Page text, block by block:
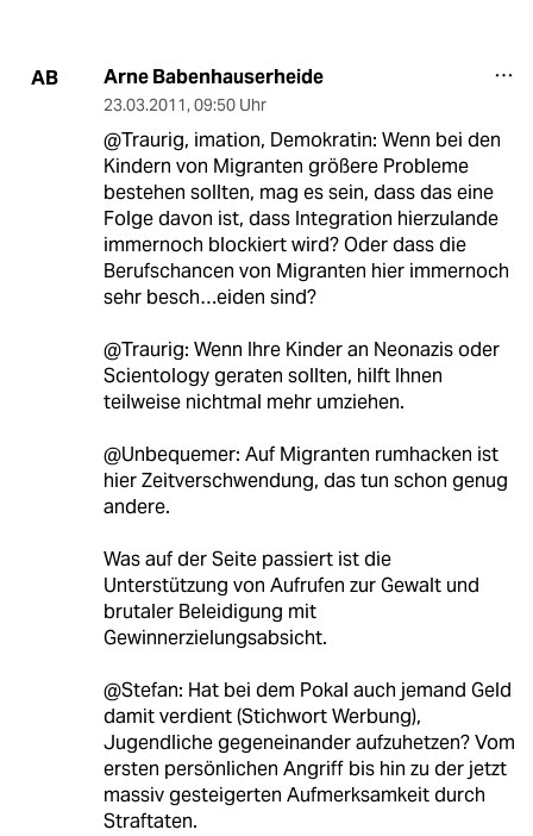
AB Arne Babenhauserheide
23.03.2011, 09:50 Uhr
@Traurig, imation, Demokratin: Wenn bei den
Kindern von Migranten größere Probleme
bestehen sollten, mag es sein, dass das eine
Folge davon ist, dass Integration hierzulande
immernoch blockiert wird? Oder dass die
Berufschancen von Migranten hier immernoch
sehr besch…eiden sind?
@Traurig: Wenn Ihre Kinder an Neonazis oder
Scientology geraten sollten, hilft Ihnen
teilweise nichtmal mehr umziehen.
@Unbequemer: Auf Migranten rumhacken ist
hier Zeitverschwendung, das tun schon genug
andere.
Was auf der Seite passiert ist die
Unterstützung von Aufrufen zur Gewalt und
brutaler Beleidigung mit
Gewinnerzielungsabsicht.
@Stefan: Hat bei dem Pokal auch jemand Geld
damit verdient (Stichwort Werbung),
Jugendliche gegeneinander aufzuhetzen? Vom
ersten persönlichen Angriff bis hin zu der jetzt
massiv gesteigerten Aufmerksamkeit durch
Straftaten.